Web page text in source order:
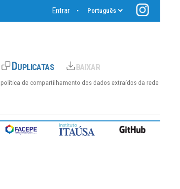
Entrar •
política de compartilhamento dos dados extraídos da rede